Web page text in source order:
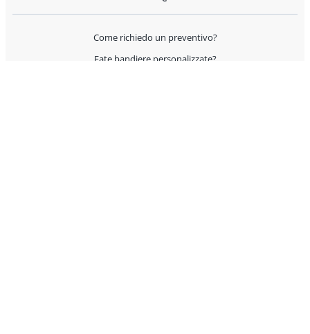
Come richiedo un preventivo?
Fate bandiere personalizzate?